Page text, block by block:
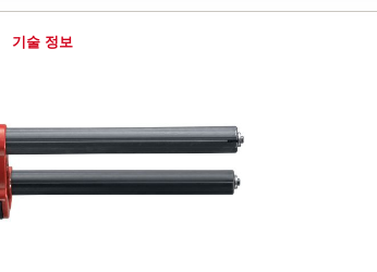
기술 정보